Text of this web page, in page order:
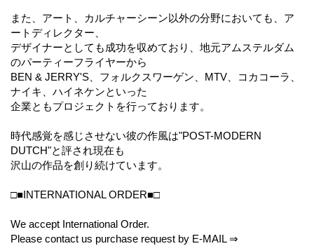
また、アート、カルチャーシーン以外の分野においても、ア
ートディレクター、
デザイナーとしても成功を収めており、地元アムステルダム
のパーティーフライヤーから
BEN & JERRY'S、フォルクスワーゲン、MTV、コカコーラ、
ナイキ、ハイネケンといった
企業ともプロジェクトを行っております。
時代感覚を感じさせない彼の作風は"POST-MODERN
DUTCH"と評され現在も
沢山の作品を創り続けています。
□■INTERNATIONAL ORDER■□
We accept International Order.
Please contact us purchase request by E-MAIL ⇒